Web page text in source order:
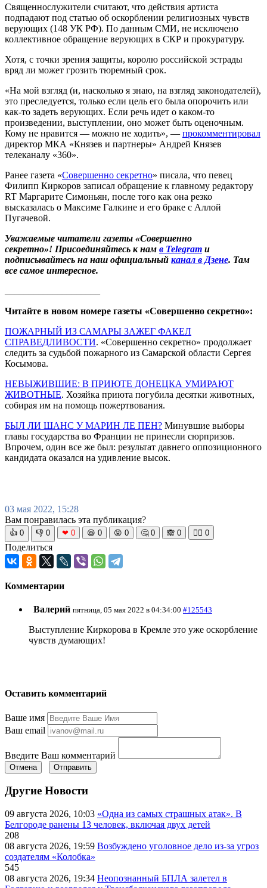
Священнослужители считают, что действия артиста
подпадают под статью об оскорблении религиозных чувств
верующих (148 УК РФ). По данным СМИ, не исключено
коллективное обращение верующих в СКР и прокуратуру.
Хотя, с точки зрения защиты, королю российской эстрады
вряд ли может грозить тюремный срок.
«На мой взгляд (и, насколько я знаю, на взгляд законодателей),
это преследуется, только если цель его была опорочить или
как-то задеть верующих. Если речь идет о каком-то
произведении, выступлении, оно может быть оценочным.
Кому не нравится — можно не ходить», — прокомментировал
директор МКА «Князев и партнеры» Андрей Князев
телеканалу «360».
Ранее газета «Совершенно секретно» писала, что певец
Филипп Киркоров записал обращение к главному редактору
RT Маргарите Симоньян, после того как она резко
высказалась о Максиме Галкине и его браке с Аллой
Пугачевой.
Уважаемые читатели газеты «Совершенно
секретно»! Присоединяйтесь к нам в Telegram и
подписывайтесь на наш официальный канал в Дзене. Там
все самое интересное.
Читайте в новом номере газеты «Совершенно секретно»:
ПОЖАРНЫЙ ИЗ САМАРЫ ЗАЖЕГ ФАКЕЛ
СПРАВЕДЛИВОСТИ. «Совершенно секретно» продолжает
следить за судьбой пожарного из Самарской области Сергея
Косымова.
НЕВЫЖИВШИЕ: В ПРИЮТЕ ДОНЕЦКА УМИРАЮТ
ЖИВОТНЫЕ. Хозяйка приюта погубила десятки животных,
собирая им на помощь пожертвования.
БЫЛ ЛИ ШАНС У МАРИН ЛЕ ПЕН? Минувшие выборы
главы государства во Франции не принесли сюрпризов.
Впрочем, один все же был: результат давнего оппозиционного
кандидата оказался на удивление высок.
03 мая 2022, 15:28
Вам понравилась эта публикация?
👍 0 👎 0 ❤ 0 😆 0 😡 0 🤔 0 🙈 0 🧘‍♀️ 0
Поделиться
Комментарии
Валерий пятница, 05 мая 2022 в 04:34:00 #125543
Выступление Киркорова в Кремле это уже оскорбление
чувств думающих!
Оставить комментарий
Ваше имя
Ваш email
Введите Ваш комментарий
Отмена Отправить
Другие Новости
09 августа 2026, 10:03 «Одна из самых страшных атак». В
Белгороде ранены 13 человек, включая двух детей
208
08 августа 2026, 19:59 Возбуждено уголовное дело из-за угроз
создателям «Колобка»
545
08 августа 2026, 19:34 Неопознанный БПЛА залетел в